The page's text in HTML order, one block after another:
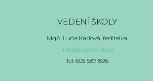
VEDENÍ ŠKOLY
MgA. Lucie Karlová, ředitelka
info@zusdobris.eu
Tel. 605 587 896